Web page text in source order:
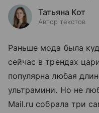
Татьяна Кот
Автор текстов
Раньше мода была
сейчас в трендах
популярна любая
ультрамини. Но не
Mail.ru собрала три